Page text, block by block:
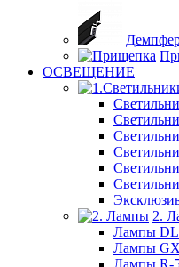
ОСВЕЩЕНИЕ
2.
Лампы
Лампы
Лампы R-